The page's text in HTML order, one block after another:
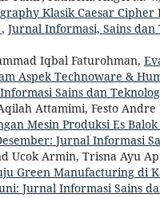
Klasik Caesar
, Jurnal Informasi, Sains dan
Iqbal Faturohman,
Aspek Technoware &
Sains dan
Attamimi, Festo
Mesin Produksi Es
Jurnal Informasi
Ucok Armin, Trisna Ayu
Green Manufacturing di
Jurnal Informasi Sains